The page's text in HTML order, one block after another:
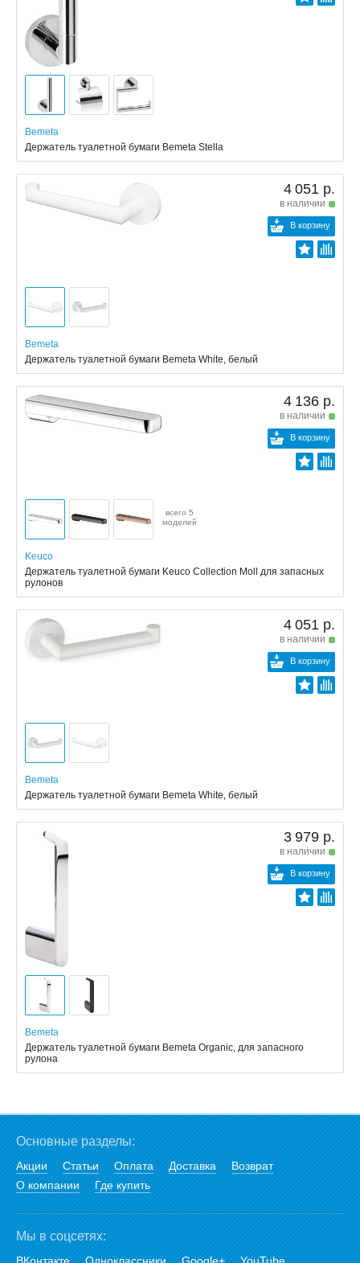
Bemeta
Держатель туалетной бумаги Bemeta Stella
4 051 р.
в наличии
В корзину
Bemeta
Держатель туалетной бумаги Bemeta White, белый
4 136 р.
в наличии
В корзину
всего 5
моделей
Keuco
Держатель туалетной бумаги Keuco Collection Moll для запасных
рулонов
4 051 р.
в наличии
В корзину
Bemeta
Держатель туалетной бумаги Bemeta White, белый
3 979 р.
в наличии
В корзину
Bemeta
Держатель туалетной бумаги Bemeta Organic, для запасного
рулона
Основные разделы:
Акции Статьи Оплата Доставка
Возврат
О компании
Где купить
Мы в соцсетях: